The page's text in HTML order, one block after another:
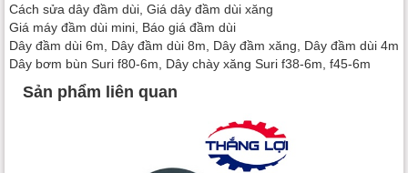
Cách sửa dây đầm dùi, Giá dây đầm dùi xăng
Giá máy đầm dùi mini, Báo giá đầm dùi
Dây đầm dùi 6m, Dây đầm dùi 8m, Dây đầm xăng, Dây đầm dùi 4m
Dây bơm bùn Suri f80-6m, Dây chày xăng Suri f38-6m, f45-6m
Sản phẩm liên quan